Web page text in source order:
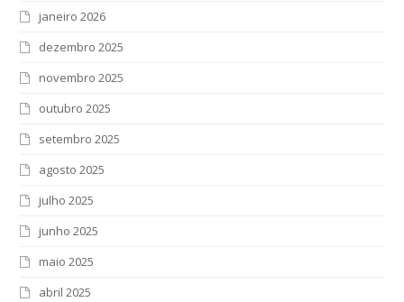
janeiro 2026
dezembro 2025
novembro 2025
outubro 2025
setembro 2025
agosto 2025
julho 2025
junho 2025
maio 2025
abril 2025